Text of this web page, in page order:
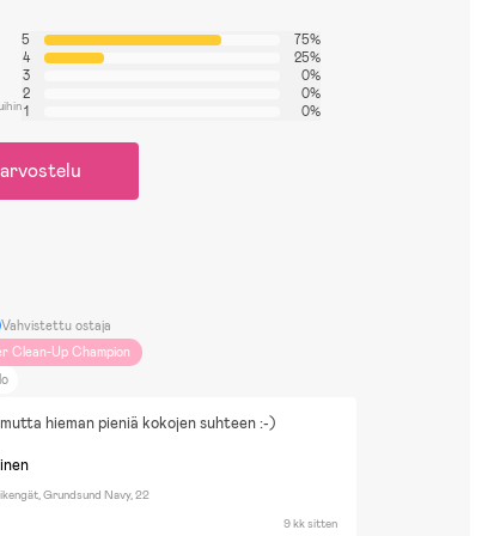
5
75%
4
25%
3
0%
2
0%
1
0%
Vahvistettu ostaja
Clean-Up Champion
hieman pieniä kokojen suhteen :-)
Grundsund Navy, 22
9 kk sitten